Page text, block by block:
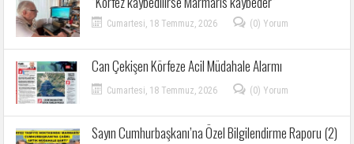
Cumartesi, 18 Temmuz, 2026 (0) Yorum
Can Çekişen Körfeze Acil Müdahale Alarmı
Cumartesi, 18 Temmuz, 2026 (0) Yorum
Sayın Cumhurbaşkanı’na Özel Bilgilendirme Raporu (2)